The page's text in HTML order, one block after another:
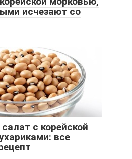
исчезают со
с корейской
все